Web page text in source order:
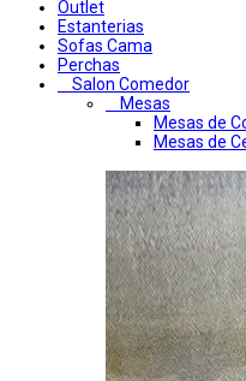
Outlet
Estanterias
Sofas Cama
Perchas
Salon Comedor
Mesas
Mesas de
Mesas de